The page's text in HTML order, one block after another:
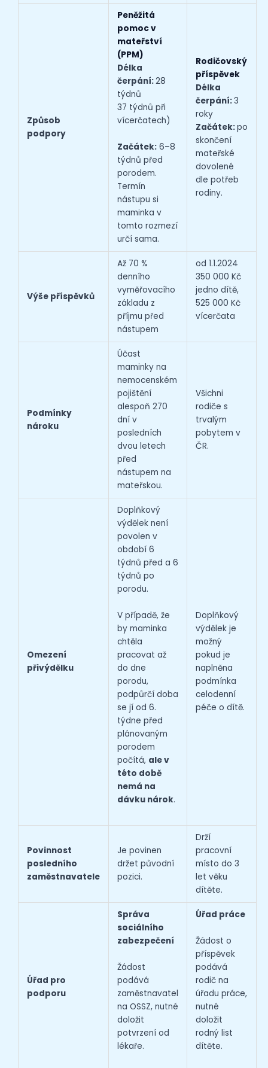
Způsob
podpory
Peněžitá
pomoc v
mateřství
(PPM)
Délka
čerpání:28
týdnů
37 týdnů při
vícerčatech)
Začátek:6–8
týdnů před
porodem.
Termín
nástupu si
maminka v
tomto rozmezí
určí sama.
Rodičovský
příspěvek
Délka
čerpání:3
roky
Začátek:po
skončení
mateřské
dovolené
dle potřeb
rodiny.
Výše příspěvků
Až 70 %
denního
vyměřovacího
základu z
příjmu před
nástupem
od 1.1.2024
350 000 Kč
jedno dítě,
525 000 Kč
vícerčata
Podmínky
nároku
Účast
maminky na
nemocenském
pojištění
alespoň 270
dní v
posledních
dvou letech
před
nástupem na
mateřskou.
Všichni
rodiče s
trvalým
pobytem v
ČR.
Omezení
přivýdělku
Doplňkový
výdělek není
povolen v
období 6
týdnů před a 6
týdnů po
porodu.
V případě, že
by maminka
chtěla
pracovat až
do dne
porodu,
podpůrčí doba
se jí od 6.
týdne před
plánovaným
porodem
počítá, ale v
této době
nemá na
dávku nárok.
Doplňkový
výdělek je
možný
pokud je
naplněna
podmínka
celodenní
péče o dítě.
Povinnost
posledního
zaměstnavatele
Je povinen
držet původní
pozici.
Drží
pracovní
místo do 3
let věku
dítěte.
Úřad pro
podporu
Správa
sociálního
zabezpečení
Žádost
podává
zaměstnavatel
na OSSZ, nutné
doložit
potvrzení od
lékaře.
Úřad práce
Žádost o
příspěvek
podává
rodič na
úřadu práce,
nutné
doložit
rodný list
dítěte.